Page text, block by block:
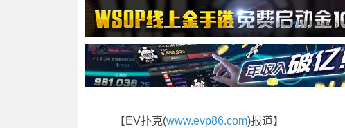
【EV扑克(www.evp86.com)报道】